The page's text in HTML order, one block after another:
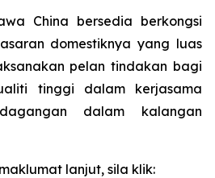
China bersedia berkongsi
domestiknya yang luas
pelan tindakan bagi
tinggi dalam kerjasama
dalam kalangan
lanjut, sila klik: